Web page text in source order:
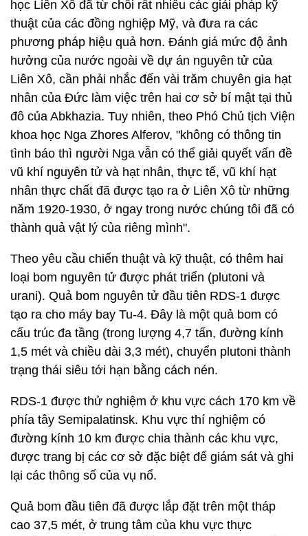
học Liên Xô đã từ chối rất nhiều các giải pháp kỹ
thuật của các đồng nghiệp Mỹ, và đưa ra các
phương pháp hiệu quả hơn. Đánh giá mức độ ảnh
hưởng của nước ngoài về dự án nguyên tử của
Liên Xô, cần phải nhắc đến vài trăm chuyên gia hạt
nhân của Đức làm việc trên hai cơ sở bí mật tại thủ
đô của Abkhazia. Tuy nhiên, theo Phó Chủ tịch Viện
khoa học Nga Zhores Alferov, "không có thông tin
tình báo thì người Nga vẫn có thể giải quyết vấn đề
vũ khí nguyên tử và hạt nhân, thực tế, vũ khí hạt
nhân thực chất đã được tạo ra ở Liên Xô từ những
năm 1920-1930, ở ngay trong nước chúng tôi đã có
thành quả vật lý của riêng mình".
Theo yêu cầu chiến thuật và kỹ thuật, có thêm hai
loại bom nguyên tử được phát triển (plutoni và
urani). Quả bom nguyên tử đầu tiên RDS-1 được
tạo ra cho máy bay Tu-4. Đây là một quả bom có
cấu trúc đa tầng (trong lượng 4,7 tấn, đường kính
1,5 mét và chiều dài 3,3 mét), chuyển plutoni thành
trạng thái siêu tới hạn bằng cách nén.
RDS-1 được thử nghiệm ở khu vực cách 170 km về
phía tây Semipalatinsk. Khu vực thí nghiệm có
đường kính 10 km được chia thành các khu vực,
được trang bị các cơ sở đặc biệt để giám sát và ghi
lại các thông số của vụ nổ.
Quả bom đầu tiên đã được lắp đặt trên một tháp
cao 37,5 mét, ở trung tâm của khu vực thực